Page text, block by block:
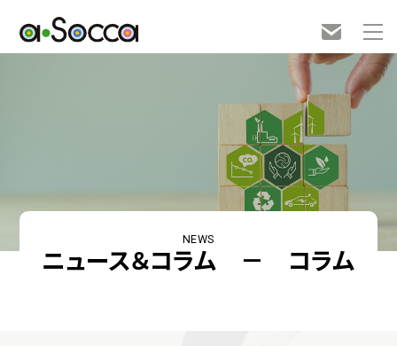
NEWS
ニュース＆コラム － コラム